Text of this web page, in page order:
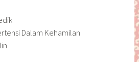
Dalam Kehamilan